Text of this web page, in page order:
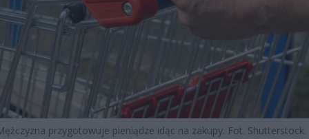
przygotowuje pieniądze idąc na zakupy. Fot. Shutterstock.